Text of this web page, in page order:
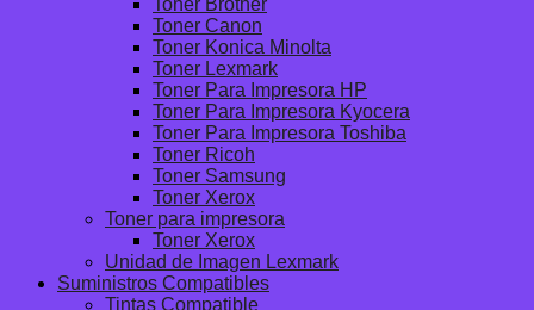
Toner Canon
Toner Konica Minolta
Toner Lexmark
Toner Para Impresora HP
Toner Para Impresora Kyocera
Toner Para Impresora Toshiba
Toner Ricoh
Toner Samsung
Toner Xerox
Toner para impresora
Toner Xerox
Unidad de Imagen Lexmark
Suministros Compatibles
Tintas Compatible